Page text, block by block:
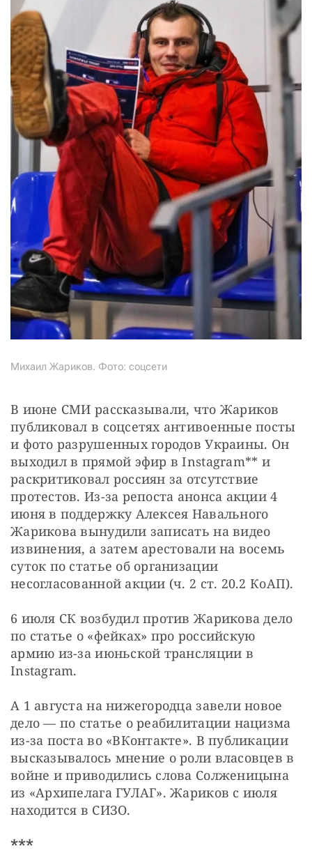
Михаил Жариков. Фото: соцсети
В июне СМИ рассказывали, что Жариков
публиковал в соцсетях антивоенные посты
и фото разрушенных городов Украины. Он
выходил в прямой эфир в Instagram** и
раскритиковал россиян за отсутствие
протестов. Из-за репоста анонса акции 4
июня в поддержку Алексея Навального
Жарикова вынудили записать на видео
извинения, а затем арестовали на восемь
суток по статье об организации
несогласованной акции (ч. 2 ст. 20.2 КоАП).
6 июля СК возбудил против Жарикова дело
по статье о «фейках» про российскую
армию из-за июньской трансляции в
Instagram.
А 1 августа на нижегородца завели новое
дело — по статье о реабилитации нацизма
из-за поста во «ВКонтакте». В публикации
высказывалось мнение о роли власовцев в
войне и приводились слова Солженицына
из «Архипелага ГУЛАГ». Жариков с июля
находится в СИЗО.
***